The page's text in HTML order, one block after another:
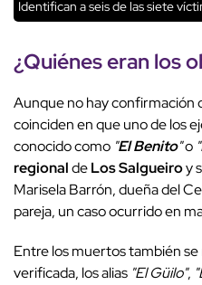
Identifican a seis de las siete
¿Quiénes eran los
Aunque no hay confirmación
coinciden en que uno de los
conocido como "El Benito"o
regionaldeLos Salgueiroy
Marisela Barrón, dueña del
pareja, un caso ocurrido en
Entre los muertos también
verificada, los alias "El Güilo",